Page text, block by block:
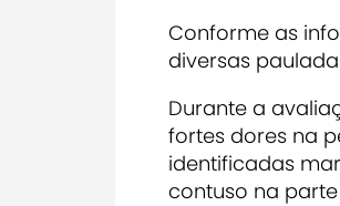
Conforme as
diversas
Durante a
fortes dores na
identificadas
contuso na